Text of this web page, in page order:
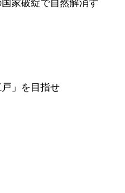
家破綻で自然解消す
を目指せ